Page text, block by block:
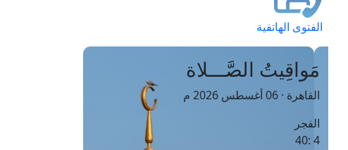
الفتوى الهاتفية
مَواقِيتُ الصَّـــلاة
القاهرة · 06 أغسطس 2026 م
الفجر
4 :40